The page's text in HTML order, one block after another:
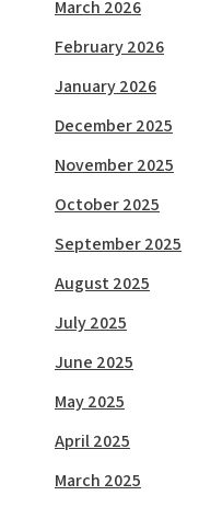
March 2026
February 2026
January 2026
December 2025
November 2025
October 2025
September 2025
August 2025
July 2025
June 2025
May 2025
April 2025
March 2025